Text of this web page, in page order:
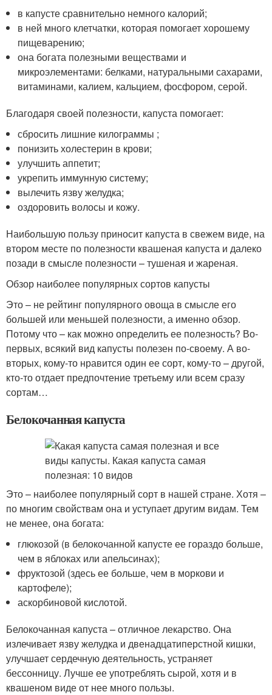
в капусте сравнительно немного калорий;
в ней много клетчатки, которая помогает хорошему
пищеварению;
она богата полезными веществами и
микроэлементами: белками, натуральными сахарами,
витаминами, калием, кальцием, фосфором, серой.
Благодаря своей полезности, капуста помогает:
сбросить лишние килограммы ;
понизить холестерин в крови;
улучшить аппетит;
укрепить иммунную систему;
вылечить язву желудка;
оздоровить волосы и кожу.
Наибольшую пользу приносит капуста в свежем виде, на
втором месте по полезности квашеная капуста и далеко
позади в смысле полезности – тушеная и жареная.
Обзор наиболее популярных сортов капусты
Это – не рейтинг популярного овоща в смысле его
большей или меньшей полезности, а именно обзор.
Потому что – как можно определить ее полезность? Во-
первых, всякий вид капусты полезен по-своему. А во-
вторых, кому-то нравится один ее сорт, кому-то – другой,
кто-то отдает предпочтение третьему или всем сразу
сортам…
Белокочанная капуста
Это – наиболее популярный сорт в нашей стране. Хотя –
по многим свойствам она и уступает другим видам. Тем
не менее, она богата:
глюкозой (в белокочанной капусте ее гораздо больше,
чем в яблоках или апельсинах);
фруктозой (здесь ее больше, чем в моркови и
картофеле);
аскорбиновой кислотой.
Белокочанная капуста – отличное лекарство. Она
излечивает язву желудка и двенадцатиперстной кишки,
улучшает сердечную деятельность, устраняет
бессонницу. Лучше ее употреблять сырой, хотя и в
квашеном виде от нее много пользы.